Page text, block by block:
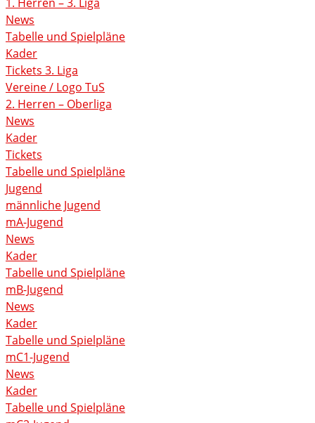
1. Herren – 3. Liga
News
Tabelle und Spielpläne
Kader
Tickets 3. Liga
Vereine / Logo TuS
2. Herren – Oberliga
News
Kader
Tickets
Tabelle und Spielpläne
Jugend
männliche Jugend
mA-Jugend
News
Kader
Tabelle und Spielpläne
mB-Jugend
News
Kader
Tabelle und Spielpläne
mC1-Jugend
News
Kader
Tabelle und Spielpläne